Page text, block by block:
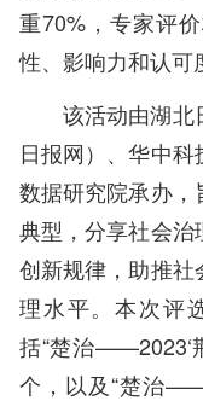
重70%，专家评
性、影响力和认可
该活动由湖北
日报网）、华中
数据研究院承办
典型，分享社会
创新规律，助推
理水平。本次评
括“楚治——2023‘
个，以及“楚治